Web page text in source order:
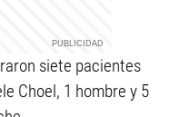
siete pacientes
Choel, 1 hombre y 5